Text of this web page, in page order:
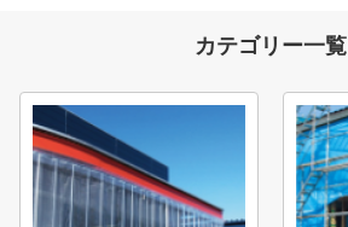
カテゴリー一覧